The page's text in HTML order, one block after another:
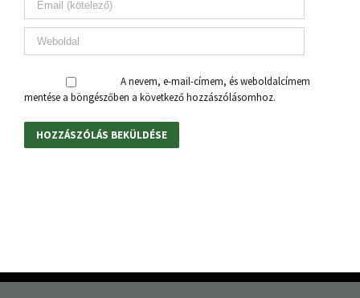
A nevem, e-mail-címem, és weboldalcímem
mentése a böngészőben a következő hozzászólásomhoz.